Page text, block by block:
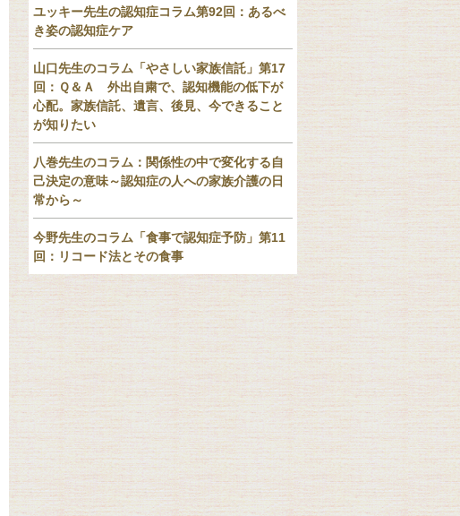
ユッキー先生の認知症コラム第92回：あるべ
き姿の認知症ケア
山口先生のコラム「やさしい家族信託」第17
回：Ｑ＆Ａ 外出自粛で、認知機能の低下が
心配。家族信託、遺言、後見、今できること
が知りたい
八巻先生のコラム：関係性の中で変化する自
己決定の意味～認知症の人への家族介護の日
常から～
今野先生のコラム「食事で認知症予防」第11
回：リコード法とその食事